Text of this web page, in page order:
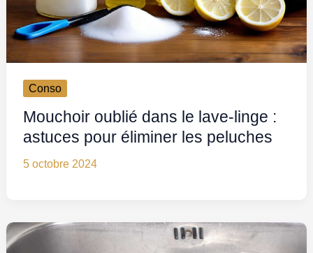
Conso
Mouchoir oublié dans le lave-linge :
astuces pour éliminer les peluches
5 octobre 2024